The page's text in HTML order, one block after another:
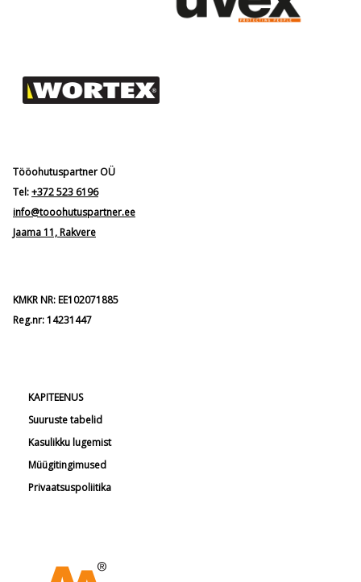
Tööohutuspartner OÜ
Tel:+372 523 6196
info@tooohutuspartner.ee
Jaama 11, Rakvere
KMKR NR: EE102071885
Reg.nr: 14231447
KAPITEENUS
Suuruste tabelid
Kasulikku lugemist
Müügitingimused
Privaatsuspoliitika